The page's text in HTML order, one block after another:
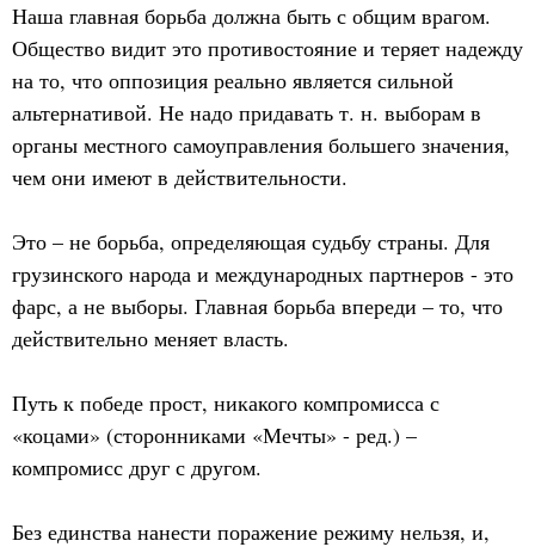
Наша главная борьба должна быть с общим врагом.
Общество видит это противостояние и теряет надежду
на то, что оппозиция реально является сильной
альтернативой. Не надо придавать т. н. выборам в
органы местного самоуправления большего значения,
чем они имеют в действительности.
Это – не борьба, определяющая судьбу страны. Для
грузинского народа и международных партнеров - это
фарс, а не выборы. Главная борьба впереди – то, что
действительно меняет власть.
Путь к победе прост, никакого компромисса с
«коцами» (сторонниками «Мечты» - ред.) –
компромисс друг с другом.
Без единства нанести поражение режиму нельзя, и,